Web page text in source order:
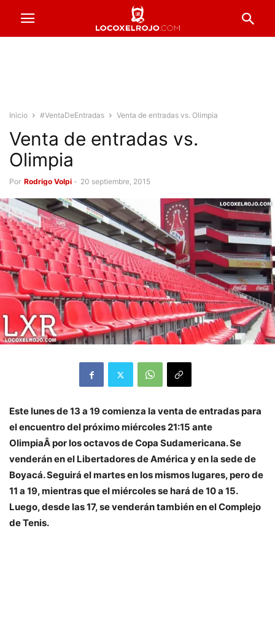
Inicio #VentaDeEntradas Venta de entradas vs. Olimpia
Venta de entradas vs.
Olimpia
Por Rodrigo Volpi - 20 septiembre, 2015
Este lunes de 13 a 19 comienza la venta de entradas para
el encuentro del próximo miércoles 21:15 ante
OlimpiaÂ por los octavos de Copa Sudamericana. Se
venderán en el Libertadores de América y en la sede de
Boyacá. Seguirá el martes en los mismos lugares, pero de
11 a 19, mientras que el miércoles se hará de 10 a 15.
Luego, desde las 17, se venderán también en el Complejo
de Tenis.